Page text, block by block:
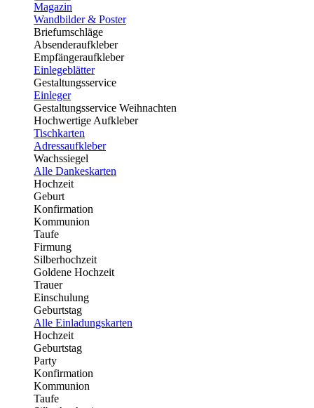
Magazin
Wandbilder & Poster
Briefumschläge
Absenderaufkleber
Empfängeraufkleber
Einlegeblätter
Gestaltungsservice
Einleger
Gestaltungsservice Weihnachten
Hochwertige Aufkleber
Tischkarten
Adressaufkleber
Wachssiegel
Alle Dankeskarten
Hochzeit
Geburt
Konfirmation
Kommunion
Taufe
Firmung
Silberhochzeit
Goldene Hochzeit
Trauer
Einschulung
Geburtstag
Alle Einladungskarten
Hochzeit
Geburtstag
Party
Konfirmation
Kommunion
Taufe